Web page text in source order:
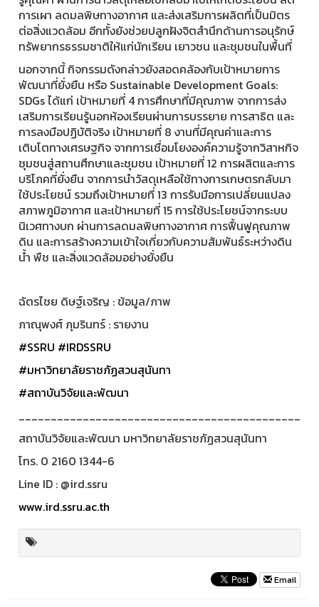
การเผา ลดมลพิษทางอากาศ และส่งเสริมการผลิตที่เป็นมิตร
ต่อสิ่งแวดล้อม อีกทั้งยังช่วยปลูกฝังจิตสำนึกด้านการอนุรักษ์
ทรัพยากรธรรมชาติให้แก่นักเรียน เยาวชน และชุมชนในพื้นที่
นอกจากนี้ กิจกรรมดังกล่าวยังสอดคล้องกับเป้าหมายการ
พัฒนาที่ยั่งยืน หรือ Sustainable Development Goals:
SDGs ได้แก่ เป้าหมายที่ 4 การศึกษาที่มีคุณภาพ จากการส่ง
เสริมการเรียนรู้นอกห้องเรียนผ่านการบรรยาย การสาธิต และ
การลงมือปฏิบัติจริง เป้าหมายที่ 8 งานที่มีคุณค่าและการ
เติบโตทางเศรษฐกิจ จากการเชื่อมโยงองค์ความรู้จากวิสาหกิจ
ชุมชนสู่สถานศึกษาและชุมชน เป้าหมายที่ 12 การผลิตและการ
บริโภคที่ยั่งยืน จากการนำวัสดุเหลือใช้ทางการเกษตรกลับมา
ใช้ประโยชน์ รวมถึงเป้าหมายที่ 13 การรับมือการเปลี่ยนแปลง
สภาพภูมิอากาศ และเป้าหมายที่ 15 การใช้ประโยชน์จากระบบ
นิเวศทางบก ผ่านการลดมลพิษทางอากาศ การฟื้นฟูคุณภาพ
ดิน และการสร้างความเข้าใจเกี่ยวกับความสัมพันธ์ระหว่างดิน
น้ำ พืช และสิ่งแวดล้อมอย่างยั่งยืน
ฉัตรไชย ดิษฐ์เจริญ : ข้อมูล/ภาพ
ภาณุพงศ์ ภุมรินทร์ : รายงาน
#SSRU #IRDSSRU
#มหาวิทยาลัยราชภัฏสวนสุนันทา
#สถาบันวิจัยและพัฒนา
____________________________________________
สถาบันวิจัยและพัฒนา มหาวิทยาลัยราชภัฏสวนสุนันทา
โทร. 0 2160 1344-6
Line ID : @ird.ssru
www.ird.ssru.ac.th
Email